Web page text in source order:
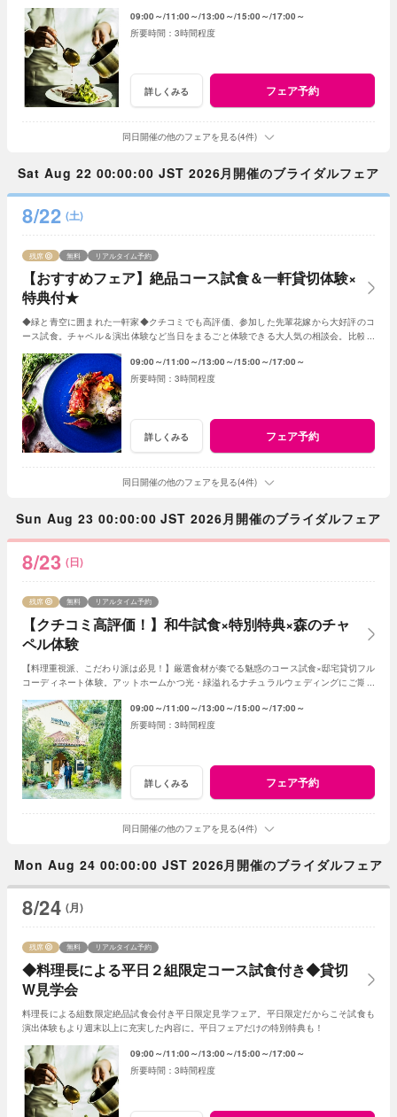
09:00～ 11:00～ 13:00～ 15:00～ 17:00～
3時間程度
詳しくみる フェア予約
同日開催の他のフェアを見る(4件)
Sat Aug 22 00:00:00 JST 2026月開催のブライダルフェア
8/22 (土)
【おすすめフェア】絶品コース試食＆一軒貸切体験×
特典付★
残席 無料 リアルタイム予約
◆緑と青空に囲まれた一軒家◆クチコミでも高評価、参加した先輩花嫁から大好評のコ
ース試食。チャペル＆演出体験など当日をまるごと体験できる大人気の相談会。比較用
09:00～ 11:00～ 13:00～ 15:00～ 17:00～
3時間程度
詳しくみる フェア予約
同日開催の他のフェアを見る(4件)
Sun Aug 23 00:00:00 JST 2026月開催のブライダルフェア
8/23 (日)
【クチコミ高評価！】和牛試食×特別特典×森のチャ
ペル体験
残席 無料 リアルタイム予約
【料理重視派、こだわり派は必見！】厳選食材が奏でる魅惑のコース試食×邸宅貸切フル
コーディネート体験。アットホームかつ光・緑溢れるナチュラルウェディングにご期待
09:00～ 11:00～ 13:00～ 15:00～ 17:00～
3時間程度
詳しくみる フェア予約
同日開催の他のフェアを見る(4件)
Mon Aug 24 00:00:00 JST 2026月開催のブライダルフェア
8/24 (月)
◆料理長による平日２組限定コース試食付き◆貸切
W見学会
残席 無料 リアルタイム予約
料理長による組数限定絶品試食会付き平日限定見学フェア。平日限定だからこそ試食も
演出体験もより週末以上に充実した内容に。平日フェアだけの特別特典も！
09:00～ 11:00～ 13:00～ 15:00～ 17:00～
3時間程度